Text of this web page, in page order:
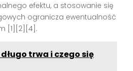
efektu, a stosowanie się
ogranicza ewentualność
[1][2][4] .
trwa i czego się